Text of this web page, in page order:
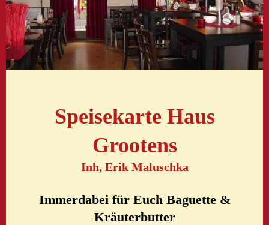
Speisekarte Haus
Grootens
Inh, Erik Maluschka
Immerdabei für Euch Baguette &
Kräuterbutter